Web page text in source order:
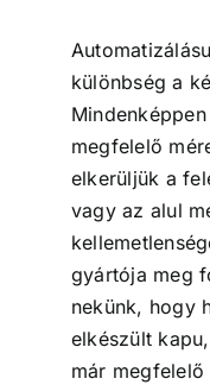
különbség a
megfelelő
elkerüljük a
vagy az alul
gyártója meg
nekünk, hogy
elkészült
már